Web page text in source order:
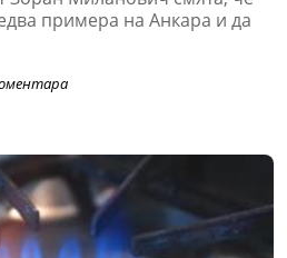
примера на Анкара и да